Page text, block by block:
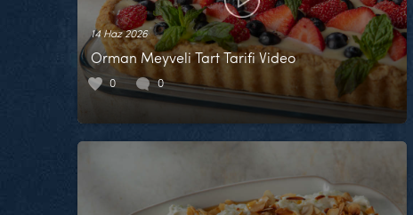
14 Haz 2026
Orman Meyveli Tart Tarifi Video
0 0